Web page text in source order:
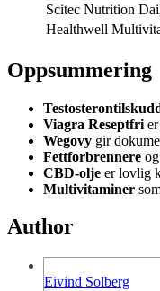
Scitec Nutrition
Healthwell
Oppsummering
Viagra Reseptfri
Wegovy gir
Fettforbrennere
CBD-olje er lovlig
Multivitaminer
Author
Eivind Solberg